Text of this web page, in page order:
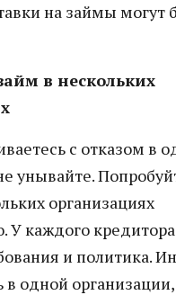
на займы могут
в нескольких
с отказом в
унывайте.
организациях
У каждого
и политика.
в одной